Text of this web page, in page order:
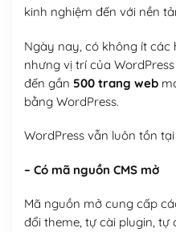
kinh nghiệm đến với nền
Ngày nay, có không ít các
nhưng vị trí của
đến gần 500 trang web
bằng WordPress.
WordPress vẫn luôn tồn
– Có mã nguồn CMS mở
Mã nguồn mở cung cấp
đổi theme, tự cài plugin,